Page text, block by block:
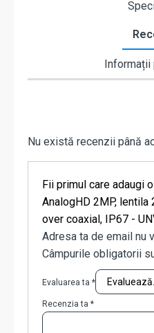
Nu există recenzii până
Fii primul care adaugi
AnalogHD 2MP, lentila
over coaxial, IP67 -
Adresa ta de email nu
Câmpurile obligatorii
Evaluarea ta *
Recenzia ta *